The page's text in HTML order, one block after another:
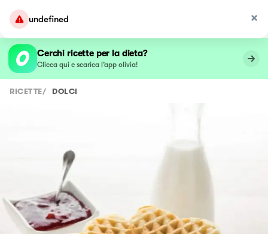
undefined
Cerchi ricette per la dieta?
Clicca qui e scarica l’app olivia!
RICETTE/ DOLCI